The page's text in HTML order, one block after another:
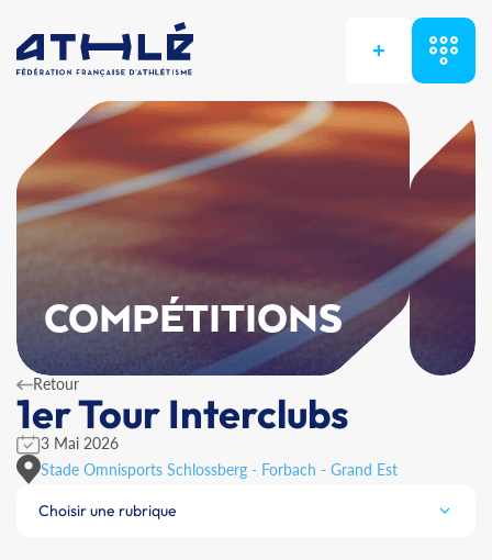
+
COMPÉTITIONS
Retour
1er Tour Interclubs
3 Mai 2026
Stade Omnisports Schlossberg - Forbach - Grand Est
Choisir une rubrique